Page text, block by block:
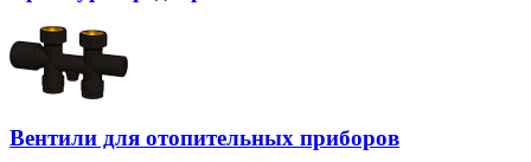
Вентили для отопительных приборов